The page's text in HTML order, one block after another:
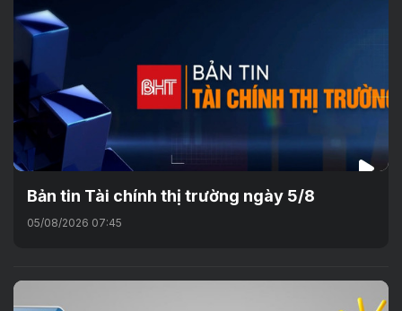
Bản tin Tài chính thị trường ngày 5/8
05/08/2026 07:45